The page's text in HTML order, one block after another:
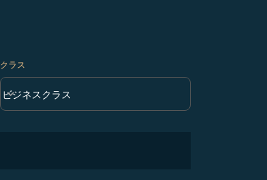
クラス
クラス option ビジネスクラス Selected
ビジネスクラス
keyboard_arrow_down